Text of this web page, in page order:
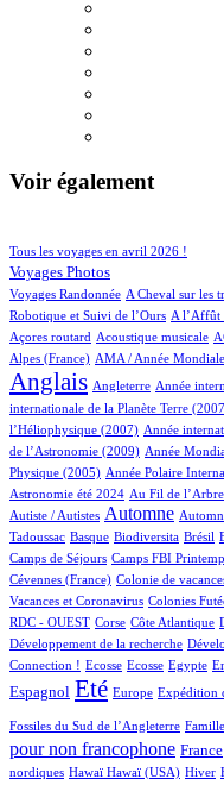
Voir également
Tous les voyages en avril 2026 !
203/932
Voyages Photos
157/932
Voyages Randonnée
4/932 A Cheval sur les
4/932
Robotique et Suivi de l’Ours
4/932 A l’Affût
1/932
3/932
1/932
Açores routard
2/932 Acoustique musicale
100/932
28/932
13/932
2/932
74/932
22/932
Alpes (France)
12/932 AMA / Année
5/932
261/932
723/932
Anglais
65/932 Angleterre
6/932 Année
14/932
internationale de la Planète Terre
4/932
l’Héliophysique (2007)
1/932 Année
12/932
de l’Astronomie (2009)
3/932 Année
14/932
Physique (2005)
6/932 Année Polaire
3/932
2/932
55/932
Astronomie été 2024
22/932 Au Fil de l’Arbre
14/932
1/932
1/932
1/932
Autiste / Autistes
437/932 Automne
4/932
6/932
1/932
2/932
Tadoussac
1/932 Basque
78/932 Biodiversita
1/932 Brésil
14/932
110/932
Camps de Séjours
4/932 Camps FBI
13/932
5/932
2/932
1/932
Cévennes (France)
1/932 Colonie de
3/932
3/932
Vacances et Coronavirus
1/932 Colonies
1/932
1/932
2/932
RDC - OUEST
1/932 Corse
19/932 Côte Atlantique
1/932
1/932
1/932
Développement de la recherche
1/932
2/932
15/932
Connection !
1/932 Ecosse
1/932 Ecosse
1/932 Egypte
13/932
2/932
23/932
16/932
266/932
Espagnol
709/932 Eté
11/932 Europe
179/932 Expédition
273/932
4/932
Fossiles du Sud de l’Angleterre
pour non francophone
288/932 France
37/932
1/932
1/932
1/932
1/932
3/932
nordiques
2/932 Hawaï
2/932 Hawaï (USA)
149/932 Hiver
25/932
8/932
2/932
2/932